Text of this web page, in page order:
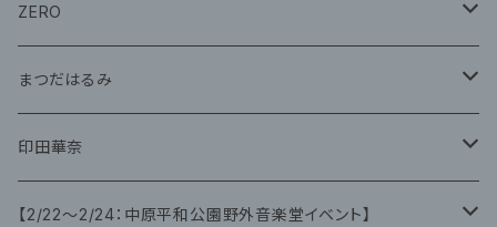
グッズ
グッズ
ZERO
グッズ
CD
まつだはるみ
CD
グッズ
印田華奈
グッズ
【2/22〜2/24：中原平和公園野外音楽堂イベント】